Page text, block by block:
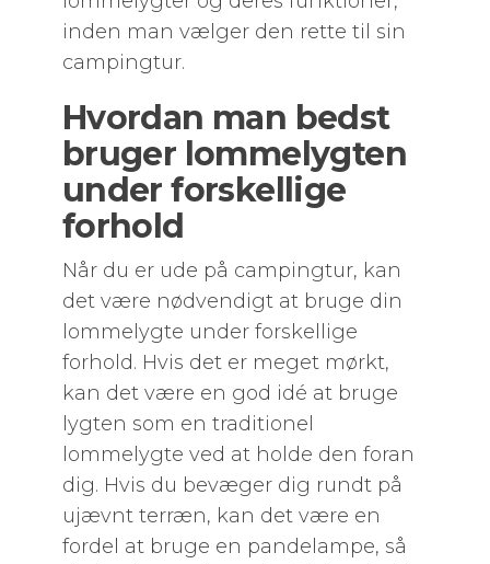
inden man vælger den rette til sin
campingtur.
Hvordan man bedst
bruger lommelygten
under forskellige
forhold
Når du er ude på campingtur, kan
det være nødvendigt at bruge din
lommelygte under forskellige
forhold. Hvis det er meget mørkt,
kan det være en god idé at bruge
lygten som en traditionel
lommelygte ved at holde den foran
dig. Hvis du bevæger dig rundt på
ujævnt terræn, kan det være en
fordel at bruge en pandelampe, så